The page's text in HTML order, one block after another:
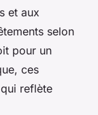
et aux
selon
pour un
ces
reflète